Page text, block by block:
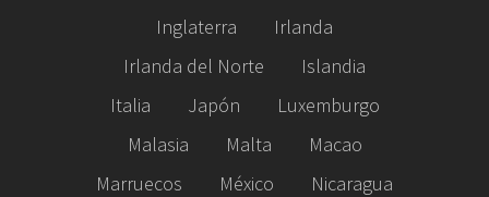
Inglaterra
Irlanda
Irlanda del Norte
Islandia
Italia
Japón
Luxemburgo
Malasia
Malta
Macao
Marruecos
México
Nicaragua